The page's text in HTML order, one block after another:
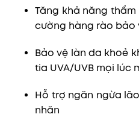
Tăng khả năng
cường hàng rào bảo
Bảo vệ làn da khoẻ
tia UVA/UVB mọi lúc
Hỗ trợ ngăn ngừa
nhăn